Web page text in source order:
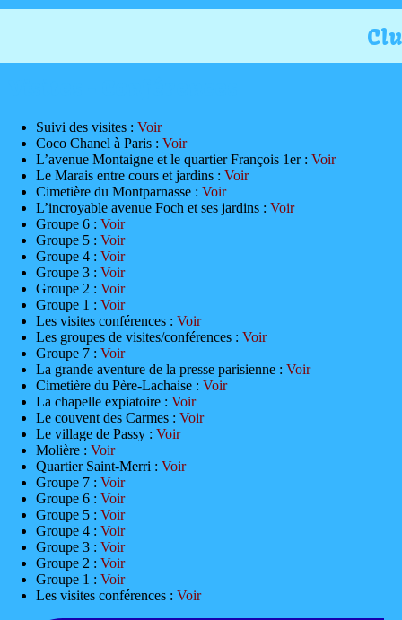
Suivi des visites : Voir
Coco Chanel à Paris : Voir
L’avenue Montaigne et le quartier François 1er : Voir
Le Marais entre cours et jardins : Voir
Cimetière du Montparnasse : Voir
L’incroyable avenue Foch et ses jardins : Voir
Groupe 6 : Voir
Groupe 5 : Voir
Groupe 4 : Voir
Groupe 3 : Voir
Groupe 2 : Voir
Groupe 1 : Voir
Les visites conférences : Voir
Les groupes de visites/conférences : Voir
Groupe 7 : Voir
La grande aventure de la presse parisienne : Voir
Cimetière du Père-Lachaise : Voir
La chapelle expiatoire : Voir
Le couvent des Carmes : Voir
Le village de Passy : Voir
Molière : Voir
Quartier Saint-Merri : Voir
Groupe 7 : Voir
Groupe 6 : Voir
Groupe 5 : Voir
Groupe 4 : Voir
Groupe 3 : Voir
Groupe 2 : Voir
Groupe 1 : Voir
Les visites conférences : Voir